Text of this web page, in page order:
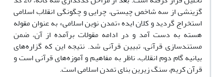
گزینشی از سه شاخص چیستی، چرایی و چگونگی انقلاب اسلامی
استخراج گردید و کلان ایده «تمدن نوین اسلامی» به عنوان مقوله
هسته به دست آمد و در ادامه مقولات برآمده از آن، ضمن
مستند‌سازی قرآنی، تبیین قرآنی شد. نتیجه این که گزاره‌های
بیانیه گام دوم انقلاب، ناظر به مفاهیم و آموزه‌های قرآنی است و
قرآن کریم، سنگ زیرین بنای تمدن اسلامی است.